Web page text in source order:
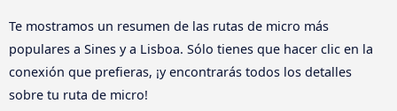
Te mostramos un resumen de las rutas de micro más
populares a Sines y a Lisboa. Sólo tienes que hacer clic en la
conexión que prefieras, ¡y encontrarás todos los detalles
sobre tu ruta de micro!